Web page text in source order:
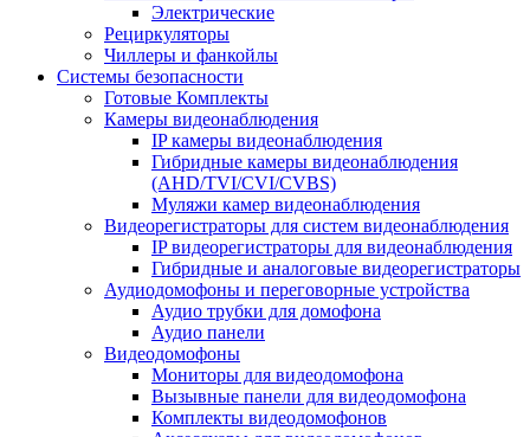
Электрические
Рециркуляторы
Чиллеры и фанкойлы
Системы безопасности
Готовые Комплекты
Камеры видеонаблюдения
IP камеры видеонаблюдения
Гибридные камеры видеонаблюдения
(AHD/TVI/CVI/CVBS)
Муляжи камер видеонаблюдения
Видеорегистраторы для систем видеонаблюдения
IP видеорегистраторы для видеонаблюдения
Гибридные и аналоговые видеорегистраторы
Аудиодомофоны и переговорные устройства
Аудио трубки для домофона
Аудио панели
Видеодомофоны
Мониторы для видеодомофона
Вызывные панели для видеодомофона
Комплекты видеодомофонов